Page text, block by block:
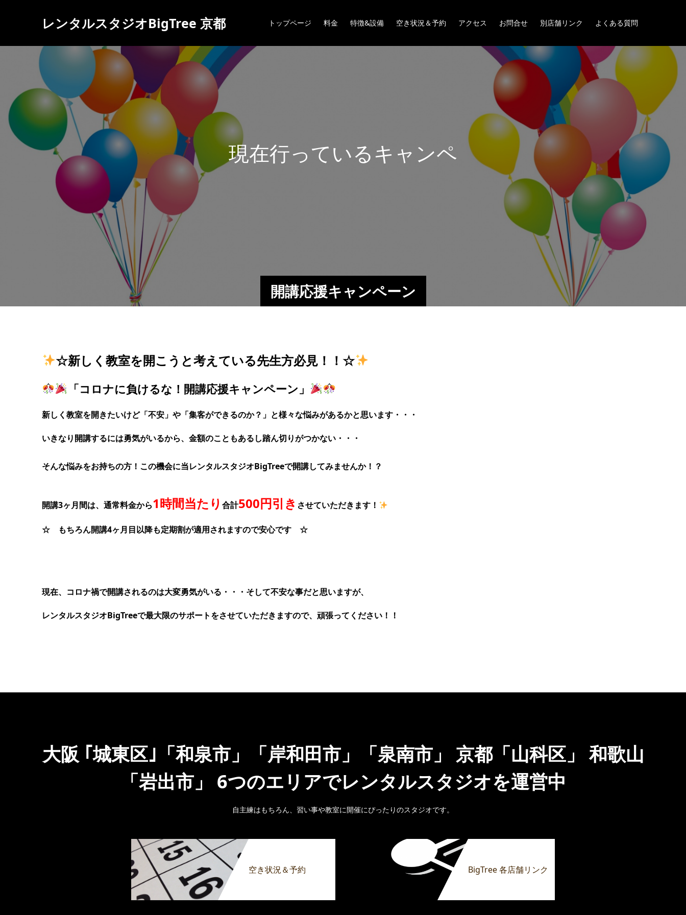
レンタルスタジオBigTree 京都 トップページ 料金 特徴&設備 空き状況＆予約 アクセス お問合せ 別店舗リンク よくある質問
開講応援キャンペーン
現在行っているキャ ン ペー ン
☆新しく教室を開こうと考えている先生方必見！！☆
「コロナに負けるな！開講応援キャンペーン」
新しく教室を開きたいけど「不安」や「集客ができるのか？」と様々な悩みがあるかと思います・・・
いきなり開講するには勇気がいるから、金額のこともあるし踏ん切りがつかない・・・
そんな悩みをお持ちの方！この機会に当レンタルスタジオBigTreeで開講してみませんか！？
開講3ヶ月間は、通常料金から1時間当たり 合計500円引き させていただきます！
☆ もちろん開講4ヶ月目以降も定期割が適用されますので安心です ☆
現在、コロナ禍で開講されるのは大変勇気がいる・・・そして不安な事だと思いますが、
レンタルスタジオBigTreeで最大限のサポートをさせていただきますので、頑張ってください！！
大阪 ｢城東区｣「和泉市」「岸和田市」「泉南市」 京都「山科区」 和歌山
「岩出市」 6つのエリアでレンタルスタジオを運営中
自主練はもちろん、習い事や教室に開催にぴったりのスタジオです。
空き状況＆予約 BigTree 各店舗リンク